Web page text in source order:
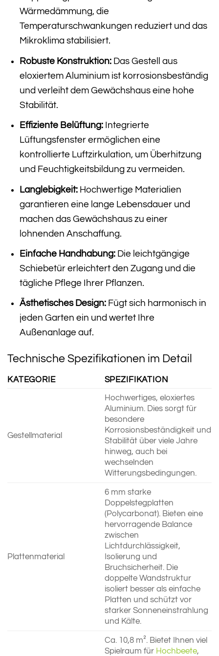
Wärmedämmung, die
Temperaturschwankungen reduziert und das
Mikroklima stabilisiert.
Robuste Konstruktion:Das Gestell aus
eloxiertem Aluminium ist korrosionsbeständig
und verleiht dem Gewächshaus eine hohe
Stabilität.
Effiziente Belüftung:Integrierte
Lüftungsfenster ermöglichen eine
kontrollierte Luftzirkulation, um Überhitzung
und Feuchtigkeitsbildung zu vermeiden.
Langlebigkeit:Hochwertige Materialien
garantieren eine lange Lebensdauer und
machen das Gewächshaus zu einer
lohnenden Anschaffung.
Einfache Handhabung:Die leichtgängige
Schiebetür erleichtert den Zugang und die
tägliche Pflege Ihrer Pflanzen.
Ästhetisches Design:Fügt sich harmonisch in
jeden Garten ein und wertet Ihre
Außenanlage auf.
Technische Spezifikationen im Detail
KATEGORIE SPEZIFIKATION
Gestellmaterial
Hochwertiges, eloxiertes
Aluminium. Dies sorgt für
besondere
Korrosionsbeständigkeit und
Stabilität über viele Jahre
hinweg, auch bei
wechselnden
Witterungsbedingungen.
Plattenmaterial
6 mm starke
Doppelstegplatten
(Polycarbonat). Bieten eine
hervorragende Balance
zwischen
Lichtdurchlässigkeit,
Isolierung und
Bruchsicherheit. Die
doppelte Wandstruktur
isoliert besser als einfache
Platten und schützt vor
starker Sonneneinstrahlung
und Kälte.
Ca. 10,8 m². Bietet Ihnen viel
Spielraum für Hochbeete,